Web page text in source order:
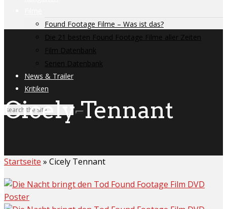
Found Footage Filme – Was ist das?
Die 21 besten Found Footage Filme aller Zeiten
Film Datenbank
Serien Datenbank
News & Trailer
Kritiken
Cicely Tennant
Startseite » Cicely Tennant